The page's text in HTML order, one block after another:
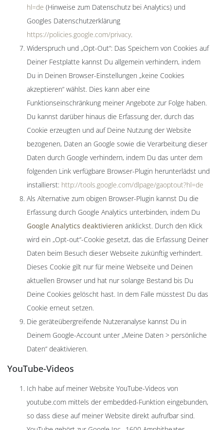
hl=de (Hinweise zum Datenschutz bei Analytics) und
Googles Datenschutzerklärung
https://policies.google.com/privacy.
Widerspruch und „Opt-Out“: Das Speichern von Cookies auf
Deiner Festplatte kannst Du allgemein verhindern, indem
Du in Deinen Browser-Einstellungen „keine Cookies
akzeptieren“ wählst. Dies kann aber eine
Funktionseinschränkung meiner Angebote zur Folge haben.
Du kannst darüber hinaus die Erfassung der, durch das
Cookie erzeugten und auf Deine Nutzung der Website
bezogenen, Daten an Google sowie die Verarbeitung dieser
Daten durch Google verhindern, indem Du das unter dem
folgenden Link verfügbare Browser-Plugin herunterlädst und
installierst: http://tools.google.com/dlpage/gaoptout?hl=de
Als Alternative zum obigen Browser-Plugin kannst Du die
Erfassung durch Google Analytics unterbinden, indem Du
Google Analytics deaktivieren anklickst. Durch den Klick
wird ein „Opt-out“-Cookie gesetzt, das die Erfassung Deiner
Daten beim Besuch dieser Webseite zukünftig verhindert.
Dieses Cookie gilt nur für meine Webseite und Deinen
aktuellen Browser und hat nur solange Bestand bis Du
Deine Cookies gelöscht hast. In dem Falle müsstest Du das
Cookie erneut setzen.
Die geräteübergreifende Nutzeranalyse kannst Du in
Deinem Google-Account unter „Meine Daten > persönliche
Daten“ deaktivieren.
YouTube-Videos
Ich habe auf meiner Website YouTube-Videos von
youtube.com mittels der embedded-Funktion eingebunden,
so dass diese auf meiner Website direkt aufrufbar sind.